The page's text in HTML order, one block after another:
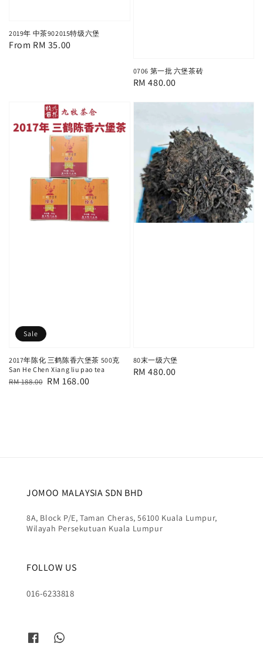
2019年 中茶902015特级六堡
Regular
From RM 35.00
0706 第一批 六堡茶砖
Regular
RM 480.00
Sale
2017年陈化 三鹤陈香六堡茶 500克
San He Chen Xiang liu pao tea
Regular
RM 188.00 Sale
RM 168.00
80末一级六堡
Regular
RM 480.00
JOMOO MALAYSIA SDN BHD
8A, Block P/E, Taman Cheras, 56100 Kuala Lumpur,
Wilayah Persekutuan Kuala Lumpur
FOLLOW US
016-6233818